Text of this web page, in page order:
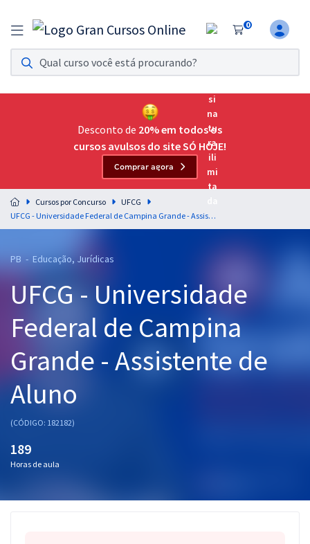
0
Assinatura Ilimitada 11
Acesso a todos os cursos. Teste grátis por 7 dias!
Assinatura OAB Até Passar
Acesso ilimitado a toda preparação para o Exame da
Residências Multiprofissionais
Preparação completa e intensiva para as principais
residências em saúde do Brasil
Cursos 20% OFF
Pós
Graduação
OAB
Questões grátis
Desconto de 20% em todos os
cursos avulsos do site SÓ HOJE!
Comprar agora
Cursos por Concurso
UFCG
UFCG - Universidade Federal de Campina Grande - Assistente de Aluno
PB - Educação, Jurídicas
UFCG - Universidade
Federal de Campina
Grande - Assistente de
Aluno
(CÓDIGO: 182182)
189
Horas de aula